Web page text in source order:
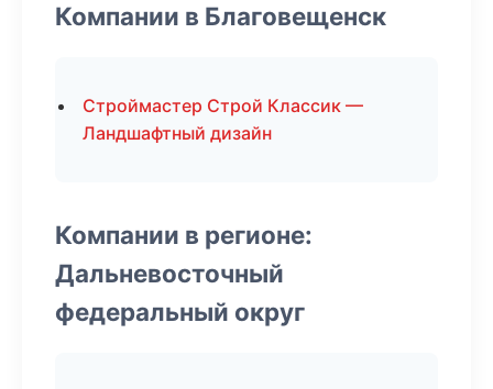
Компании в Благовещенск
Строймастер Строй Классик —
Ландшафтный дизайн
Компании в регионе:
Дальневосточный
федеральный округ